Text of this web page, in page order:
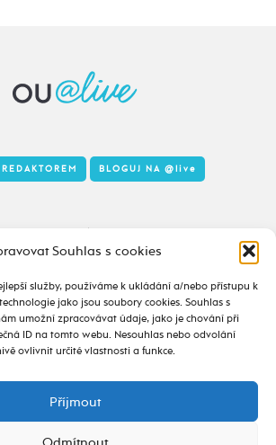
Souhlas s cookies
služby, používáme k ukládání a/nebo přístupu k
jako jsou soubory cookies. Souhlas s
umožní zpracovávat údaje, jako je chování při
ID na tomto webu. Nesouhlas nebo odvolání
ovlivnit určité vlastnosti a funkce.
Příjmout
Tady to taky žije
alive.osu.cz- ISSN 2695-0022
BLOGUJ NA @live